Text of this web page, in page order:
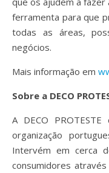
ferramenta para que
todas as áreas,
negócios.
Mais informação em
Sobre a DECO
A DECO
organização
Intervém em cerca
consumidores